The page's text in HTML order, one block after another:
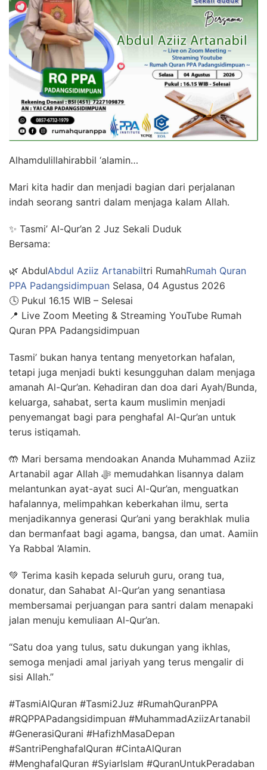
Alhamdulillahirabbil ‘alamin…
Mari kita hadir dan menjadi bagian dari perjalanan
indah seorang santri dalam menjaga kalam Allah.
✨ Tasmi’ Al-Qur’an 2 Juz Sekali Duduk
Bersama:
🌿 AbdulAbdul Aziiz Artanabiltri RumahRumah Quran
PPA Padangsidimpuan ️ Selasa, 04 Agustus 2026
🕓 Pukul 16.15 WIB – Selesai
📍 Live Zoom Meeting & Streaming YouTube Rumah
Quran PPA Padangsidimpuan
Tasmi’ bukan hanya tentang menyetorkan hafalan,
tetapi juga menjadi bukti kesungguhan dalam menjaga
amanah Al-Qur’an. Kehadiran dan doa dari Ayah/Bunda,
keluarga, sahabat, serta kaum muslimin menjadi
penyemangat bagi para penghafal Al-Qur’an untuk
terus istiqamah.
🤲 Mari bersama mendoakan Ananda Muhammad Aziiz
Artanabil agar Allah ﷻ memudahkan lisannya dalam
melantunkan ayat-ayat suci Al-Qur’an, menguatkan
hafalannya, melimpahkan keberkahan ilmu, serta
menjadikannya generasi Qur’ani yang berakhlak mulia
dan bermanfaat bagi agama, bangsa, dan umat. Aamiin
Ya Rabbal ‘Alamin.
💚 Terima kasih kepada seluruh guru, orang tua,
donatur, dan Sahabat Al-Qur’an yang senantiasa
membersamai perjuangan para santri dalam menapaki
jalan menuju kemuliaan Al-Qur’an.
“Satu doa yang tulus, satu dukungan yang ikhlas,
semoga menjadi amal jariyah yang terus mengalir di
sisi Allah.”
#TasmiAlQuran #Tasmi2Juz #RumahQuranPPA
#RQPPAPadangsidimpuan #MuhammadAziizArtanabil
#GenerasiQurani #HafizhMasaDepan
#SantriPenghafalQuran #CintaAlQuran
#MenghafalQuran #SyiarIslam #QuranUntukPeradaban